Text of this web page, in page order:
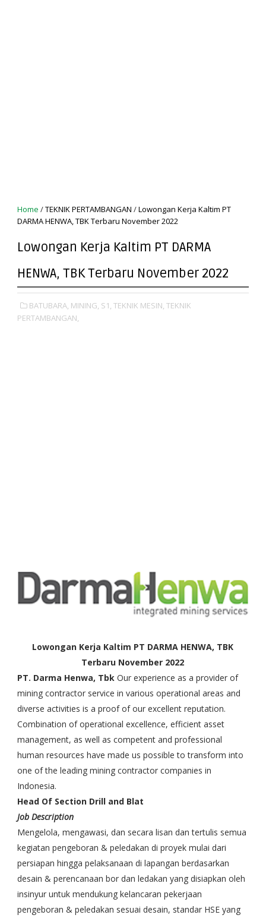
Home /TEKNIK PERTAMBANGAN /Lowongan Kerja Kaltim PT
DARMA HENWA, TBK Terbaru November 2022
Lowongan Kerja Kaltim PT DARMA
HENWA, TBK Terbaru November 2022
BATUBARA, MINING, S1, TEKNIK MESIN, TEKNIK
PERTAMBANGAN,
Lowongan Kerja Kaltim PT DARMA HENWA, TBK
Terbaru November 2022
PT. Darma Henwa, TbkOur experience as a provider of
mining contractor service in various operational areas and
diverse activities is a proof of our excellent reputation.
Combination of operational excellence, efficient asset
management, as well as competent and professional
human resources have made us possible to transform into
one of the leading mining contractor companies in
Indonesia.
Head Of Section Drill and Blat
Job Description
Mengelola, mengawasi, dan secara lisan dan tertulis semua
kegiatan pengeboran & peledakan di proyek mulai dari
persiapan hingga pelaksanaan di lapangan berdasarkan
desain & perencanaan bor dan ledakan yang disiapkan oleh
insinyur untuk mendukung kelancaran pekerjaan
pengeboran & peledakan sesuai desain, standar HSE yang